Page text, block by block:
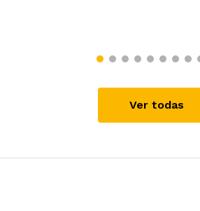
Ver todas